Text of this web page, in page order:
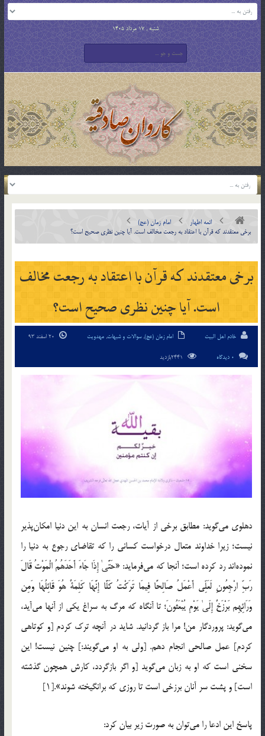
شنبه , 17 مرداد 1405
ائمه اطهار
امام زمان (عج)
برخی معتقدند که قرآن با اعتقاد به رجعت مخالف است. آیا چنین نظری صحیح است؟
برخی معتقدند که قرآن با اعتقاد به رجعت مخالف
است. آیا چنین نظری صحیح است؟
خادم اهل البیت امام زمان (عج),سوالات و شبهات, مهدویت
0 دیدگاه
دهلوی می‌گوید: مطابق برخی از آیات، رجعت انسان به این دنیا امکان‌پذیر
نیست؛ زیرا خداوند متعال درخواست کسانی را که تقاضای رجوع به دنیا را
نموده‌اند رد کرده است؛ آنجا که می‌فرماید: «حَتَّىٰ إِذَا جَاءَ أَحَدَهُمُ الْمَوْتُ قَالَ
رَ‌بِّ ارْ‌جِعُونِ لَعَلِّی أَعْمَلُ صَالِحًا فِیمَا تَرَ‌كْتُ كَلَّا إِنَّهَا كَلِمَةٌ هُوَ قَائِلُهَا وَمِن
وَرَ‌ائِهِم بَرْ‌زَخٌ إِلَىٰ یَوْمِ یُبْعَثُونَ؛ تا آنگاه که مرگ به سراغ یکی از آنها می‌آید،
می‌گوید: پروردگار من! مرا باز گردانید. شاید در آنچه ترک کردم [و کوتاهی
کردم] عمل صالحی انجام دهم. [ولی به او می‌گویند:] چنین نیست! این
سخنی است که او به زبان می‌گوید [و اگر بازگردد، کارش همچون گذشته
است] و پشت سر آنان برزخی است تا روزی که برانگیخته شوند».[۱]
پاسخ این ادعا را می‌توان به صورت زیر بیان کرد: